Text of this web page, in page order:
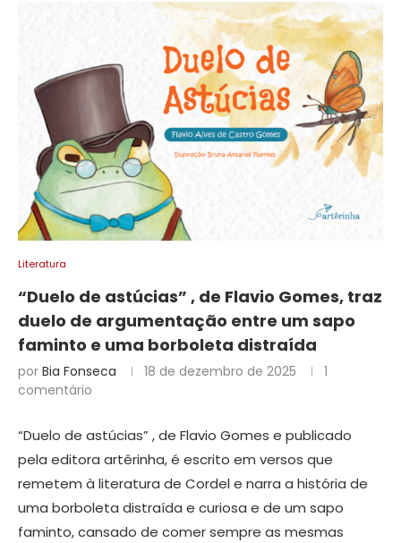
Literatura
“Duelo de astúcias” , de Flavio Gomes, traz
duelo de argumentação entre um sapo
faminto e uma borboleta distraída
por Bia Fonseca 18 de dezembro de 2025
1
comentário
“Duelo de astúcias” , de Flavio Gomes e publicado
pela editora artêrinha, é escrito em versos que
remetem à literatura de Cordel e narra a história de
uma borboleta distraída e curiosa e de um sapo
faminto, cansado de comer sempre as mesmas